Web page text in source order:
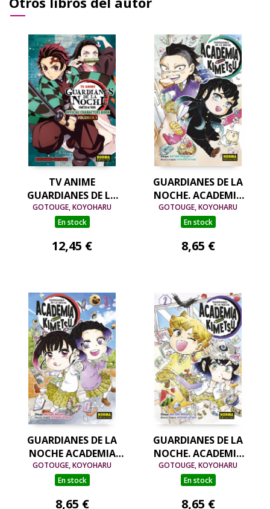
TV ANIME
GUARDIANES DE LA
NOCHE OFFICIAL
CHARACTER BOOK 01
GOTOUGE, KOYOHARU
En stock
12,45 €
GUARDIANES DE LA
NOCHE. ACADEMIA
KIMETSU 04
GOTOUGE, KOYOHARU
En stock
8,65 €
GUARDIANES DE LA
NOCHE ACADEMIA
KIMETSU 03
GOTOUGE, KOYOHARU
En stock
8,65 €
GUARDIANES DE LA
NOCHE. ACADEMIA
KIMETSU 02
GOTOUGE, KOYOHARU
En stock
8,65 €